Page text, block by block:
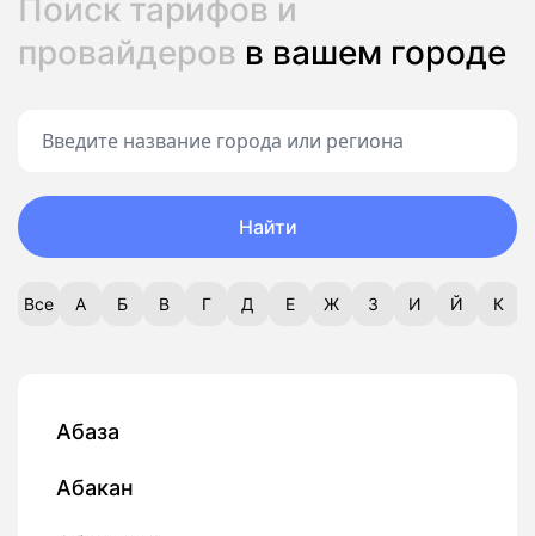
Поиск тарифов и
провайдеров в вашем городе
Найти
Все А Б В Г Д Е Ж З И Й К
Абаза
Абакан